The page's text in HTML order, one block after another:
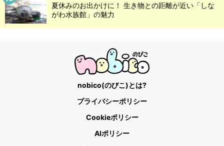
夏休みのお出かけに！ 生き物との距離が近い「しな
がわ水族館」の魅力
nobico(のびこ)とは?
プライバシーポリシー
Cookieポリシー
AIポリシー